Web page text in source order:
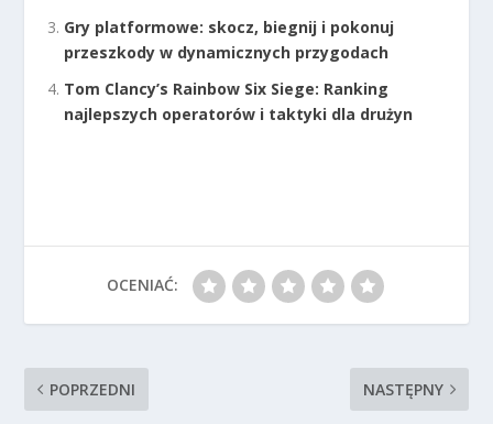
Gry platformowe: skocz, biegnij i pokonuj
przeszkody w dynamicznych przygodach
Tom Clancy’s Rainbow Six Siege: Ranking
najlepszych operatorów i taktyki dla drużyn
OCENIAĆ:
POPRZEDNI NASTĘPNY